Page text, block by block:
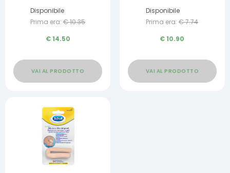
Disponibile
Prima era: €10.35
€14.50
VAI AL PRODOTTO
Disponibile
Prima era: €7.74
€10.90
VAI AL PRODOTTO